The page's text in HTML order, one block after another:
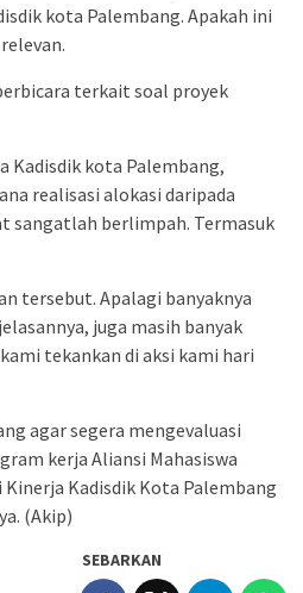
kota Palembang. Apakah ini
terkait soal proyek
Kadisdik kota Palembang,
realisasi alokasi daripada
sangatlah berlimpah. Termasuk
tersebut. Apalagi banyaknya
juga masih banyak
tekankan di aksi kami hari
agar segera mengevaluasi
kerja Aliansi Mahasiswa
Kadisdik Kota Palembang
(Akip)
SEBARKAN